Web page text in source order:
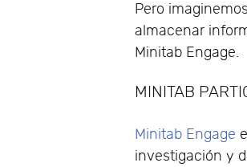
Pero
almacenar
Minitab Engage.
MINITAB
Minitab Engage
investigación y